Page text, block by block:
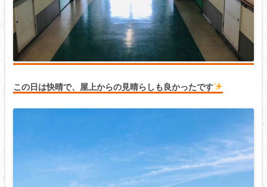
この日は快晴で、屋上からの見晴らしも良かったです